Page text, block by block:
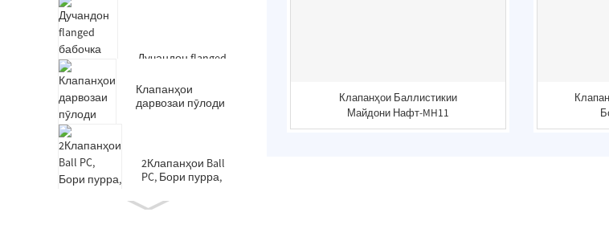
Дучандон flanged
клапанҳои-кӯтоҳ
Бадан-резинӣ
астарашон
Клапанҳои
дарвозаи пӯлоди
2Клапанҳои Ball
PC, Бори пурра,
Клапанҳои Баллистикии
Майдони Нафт-MH11